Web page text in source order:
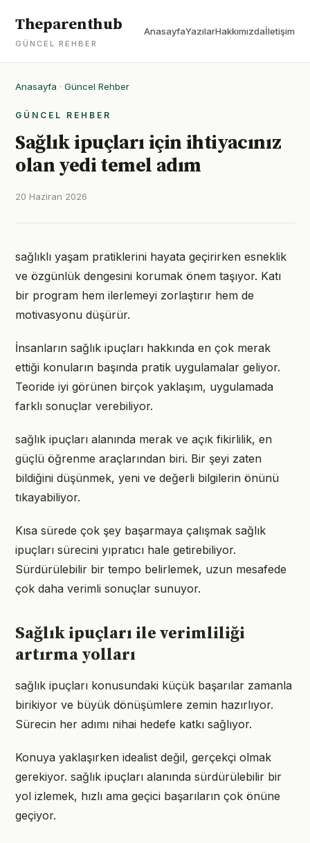
Theparenthub
GÜNCEL REHBER
AnasayfaYazılarHakkımızdaİletişim
Anasayfa · Güncel Rehber
GÜNCEL REHBER
Sağlık ipuçları için ihtiyacınız
olan yedi temel adım
20 Haziran 2026
sağlıklı yaşam pratiklerini hayata geçirirken esneklik
ve özgünlük dengesini korumak önem taşıyor. Katı
bir program hem ilerlemeyi zorlaştırır hem de
motivasyonu düşürür.
İnsanların sağlık ipuçları hakkında en çok merak
ettiği konuların başında pratik uygulamalar geliyor.
Teoride iyi görünen birçok yaklaşım, uygulamada
farklı sonuçlar verebiliyor.
sağlık ipuçları alanında merak ve açık fikirlilik, en
güçlü öğrenme araçlarından biri. Bir şeyi zaten
bildiğini düşünmek, yeni ve değerli bilgilerin önünü
tıkayabiliyor.
Kısa sürede çok şey başarmaya çalışmak sağlık
ipuçları sürecini yıpratıcı hale getirebiliyor.
Sürdürülebilir bir tempo belirlemek, uzun mesafede
çok daha verimli sonuçlar sunuyor.
Sağlık ipuçları ile verimliliği
artırma yolları
sağlık ipuçları konusundaki küçük başarılar zamanla
birikiyor ve büyük dönüşümlere zemin hazırlıyor.
Sürecin her adımı nihai hedefe katkı sağlıyor.
Konuya yaklaşırken idealist değil, gerçekçi olmak
gerekiyor. sağlık ipuçları alanında sürdürülebilir bir
yol izlemek, hızlı ama geçici başarıların çok önüne
geçiyor.